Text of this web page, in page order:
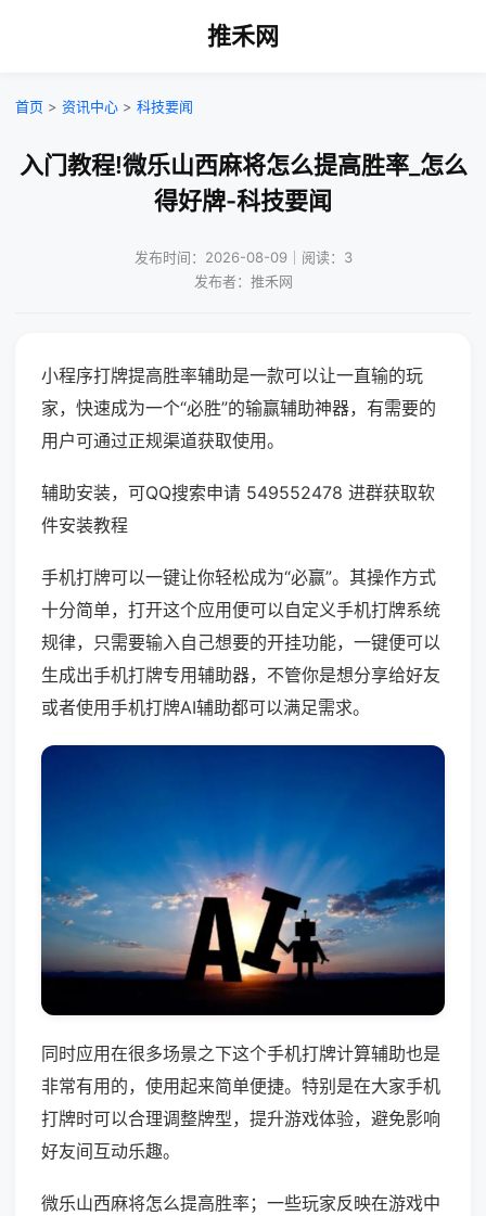
推禾网
首页 > 资讯中心 > 科技要闻
入门教程!微乐山西麻将怎么提高胜率_怎么
得好牌-科技要闻
发布时间：2026-08-09｜阅读：3
发布者：推禾网
小程序打牌提高胜率辅助是一款可以让一直输的玩
家，快速成为一个“必胜”的输赢辅助神器，有需要的
用户可通过正规渠道获取使用。
辅助安装，可QQ搜索申请 549552478 进群获取软
件安装教程
手机打牌可以一键让你轻松成为“必赢”。其操作方式
十分简单，打开这个应用便可以自定义手机打牌系统
规律，只需要输入自己想要的开挂功能，一键便可以
生成出手机打牌专用辅助器，不管你是想分享给好友
或者使用手机打牌AI辅助都可以满足需求。
同时应用在很多场景之下这个手机打牌计算辅助也是
非常有用的，使用起来简单便捷。特别是在大家手机
打牌时可以合理调整牌型，提升游戏体验，避免影响
好友间互动乐趣。
微乐山西麻将怎么提高胜率；一些玩家反映在游戏中